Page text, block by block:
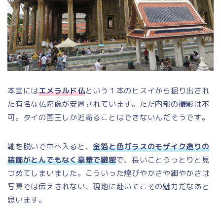
本堂にはエメラルド仏という１本のヒスイから掘り出され
た有名な仏陀像が安置されています。ただ内部の撮影は不
可。タイの国王しか近寄ることはできないんだそうです。
靴を脱いで中へ入ると、金箔と色ガラスのモザイク造りの
装飾がとんでもなく豪華で緻密で、長いことうっとりと見
つめてしまいました。こういった煌びやかさや細やかさは
写真では伝えきれない、現地に赴いてこその魅力だなあと
思います。